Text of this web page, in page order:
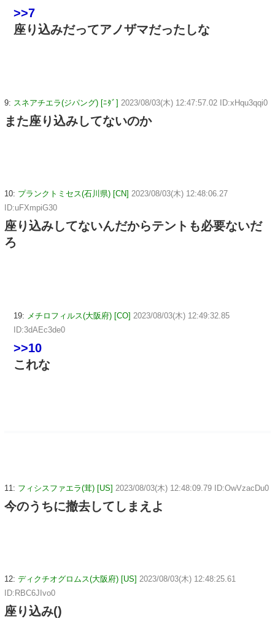
>>7
座り込みだってアノザマだったしな
9: スネアチエラ(ジパング) [ﾆﾀﾞ] 2023/08/03(木) 12:47:57.02 ID:xHqu3qqi0
また座り込みしてないのか
10: プランクトミセス(石川県) [CN] 2023/08/03(木) 12:48:06.27
ID:uFXmpiG30
座り込みしてないんだからテントも必要ないだ
ろ
19: メチロフィルス(大阪府) [CO] 2023/08/03(木) 12:49:32.85
ID:3dAEc3de0
>>10
これな
11: フィシスファエラ(茸) [US] 2023/08/03(木) 12:48:09.79 ID:OwVzacDu0
今のうちに撤去してしまえよ
12: ディクチオグロムス(大阪府) [US] 2023/08/03(木) 12:48:25.61
ID:RBC6JIvo0
座り込み()